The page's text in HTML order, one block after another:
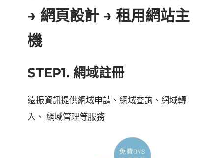
→ 網頁設計 → 租用網站主
機
STEP1. 網域註冊
遠振資訊提供網域申請、網域查詢、網域轉
入、 網域管理等服務